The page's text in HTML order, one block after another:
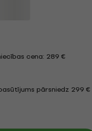
cena: 289 €
pārsniedz 299 €